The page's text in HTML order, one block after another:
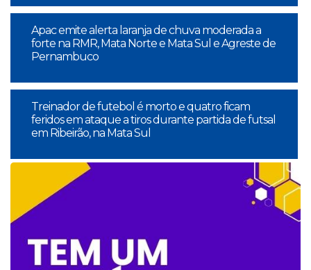
Apac emite alerta laranja de chuva moderada a
forte na RMR, Mata Norte e Mata Sul e Agreste de
Pernambuco
Treinador de futebol é morto e quatro ficam
feridos em ataque a tiros durante partida de futsal
em Ribeirão, na Mata Sul